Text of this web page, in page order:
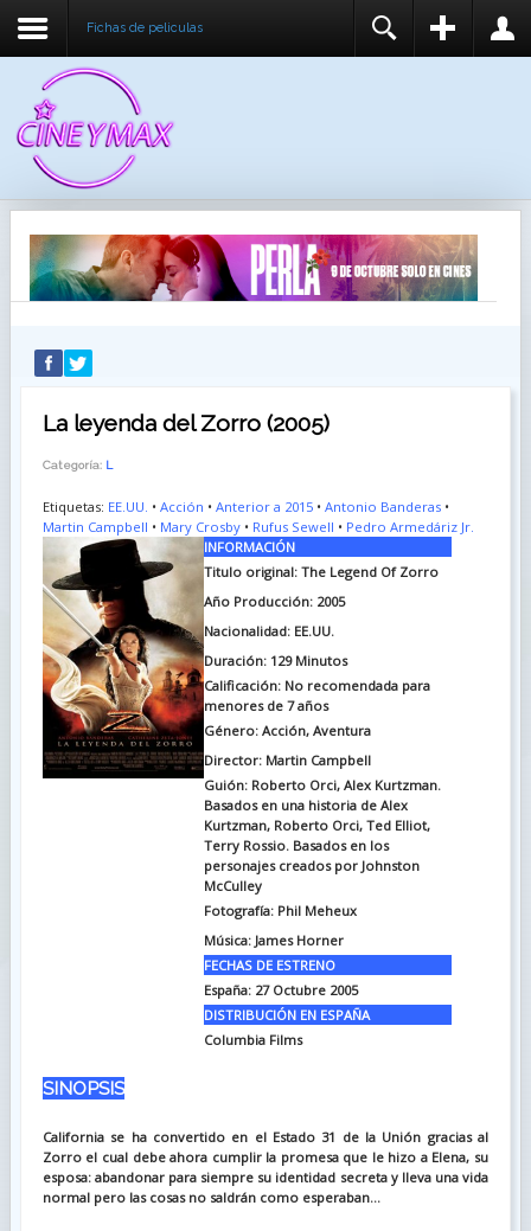
Fichas de peliculas
RECUÉRDEME
IDENTIFICARSE
REGISTER
La leyenda del Zorro (2005)
Categoría: L
Etiquetas: EE.UU. • Acción • Anterior a 2015• Antonio Banderas•
Martin Campbell • Mary Crosby• Rufus Sewell • Pedro Armedáriz Jr.
INFORMACIÓN
Titulo original: The Legend Of Zorro
Año Producción: 2005
Nacionalidad: EE.UU.
Duración: 129 Minutos
Calificación: No recomendada para
menores de 7 años
Género: Acción, Aventura
Director: Martin Campbell
Guión: Roberto Orci, Alex Kurtzman.
Basados en una historia de Alex
Kurtzman, Roberto Orci, Ted Elliot,
Terry Rossio. Basados en los
personajes creados por Johnston
McCulley
Fotografía: Phil Meheux
Música: James Horner
FECHAS DE ESTRENO
España: 27 Octubre 2005
DISTRIBUCIÓN EN ESPAÑA
Columbia Films
SINOPSIS
California se ha convertido en el Estado 31 de la Unión gracias al
Zorro el cual debe ahora cumplir la promesa que le hizo a Elena, su
esposa: abandonar para siempre su identidad secreta y lleva una vida
normal pero las cosas no saldrán como esperaban...